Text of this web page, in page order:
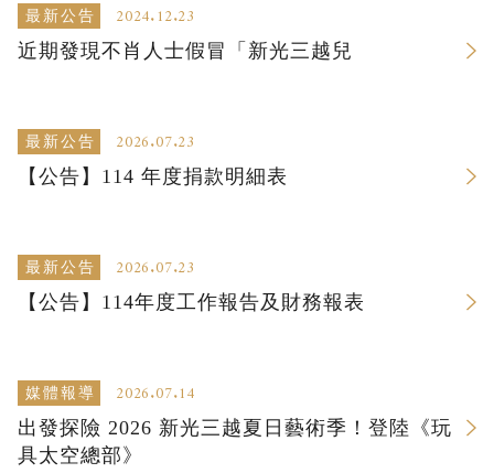
最新公告 2024.12.23
近期發現不肖人士假冒「新光三越兒
最新公告 2026.07.23
【公告】114 年度捐款明細表
最新公告 2026.07.23
【公告】114年度工作報告及財務報表
媒體報導 2026.07.14
出發探險 2026 新光三越夏日藝術季！登陸《玩
具太空總部》